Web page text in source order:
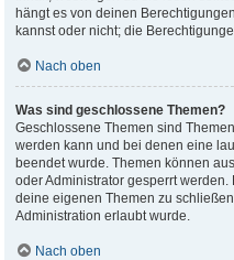
hängt es von deinen
kannst oder nicht; die
Nach oben
Was sind geschlossene Themen?
Geschlossene Themen sind
werden kann und bei denen eine
beendet wurde. Themen können
oder Administrator gesperrt
deine eigenen Themen zu
Administration erlaubt wurde.
Nach oben